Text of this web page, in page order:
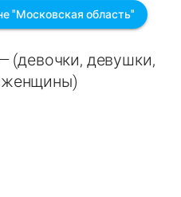
"Московская область"
(девочки, девушки,